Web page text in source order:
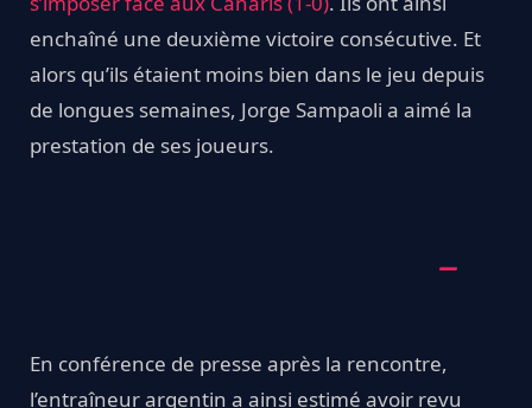
enchaîné une deuxième victoire consécutive. Et
alors qu’ils étaient moins bien dans le jeu depuis
de longues semaines, Jorge Sampaoli a aimé la
prestation de ses joueurs.
En conférence de presse après la rencontre,
l’entraîneur argentin a ainsi estimé avoir revu